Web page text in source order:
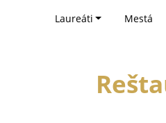
Laureáti Mestá